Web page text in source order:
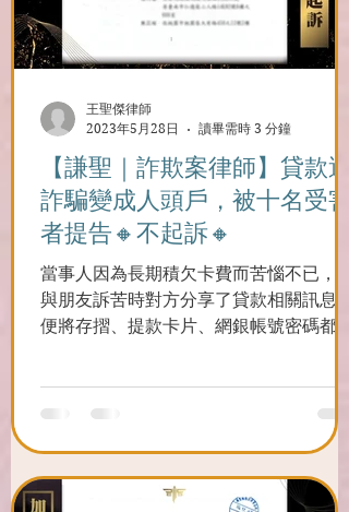
【謙聖｜詐欺案律師】️貸款遇
詐騙變成人頭戶，被十名受害
者提告🔸不起訴🔸
當事人因為長期積欠卡費而苦惱不已，在
與朋友訴苦時對方分享了貸款相關訊息，
便將存摺、提款卡片、網銀帳號密碼都交
經過，加上律師專業的開庭答辯，成功為
兩位當事人爭取到「人頭帳戶」不起訴！
王聖傑律師
2023年5月28日
讀畢需時 3 分鐘